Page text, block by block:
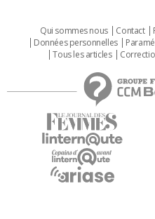
Qui sommes nous Contact
Données personnelles
Tous les articles